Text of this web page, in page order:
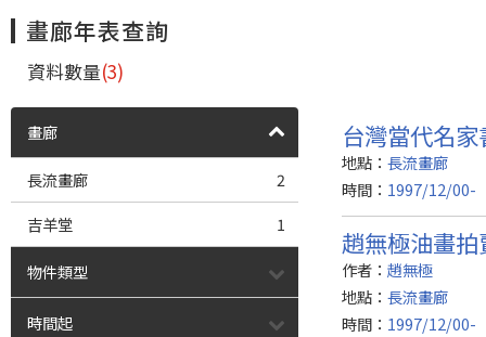
畫廊年表查詢
資料數量(3)
畫廊
長流畫廊
2
吉羊堂
1
物件類型
時間起
台灣當代名
地點： 長流畫廊
時間： 1997/12/00-
趙無極油畫拍
作者： 趙無極
地點： 長流畫廊
時間： 1997/12/00-